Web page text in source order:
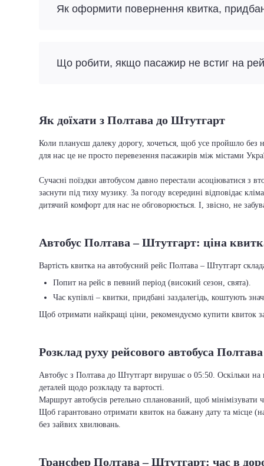
Як оформити повернення квитка,
Що робити, якщо пасажир не встиг на
Як доїхати з Полтава до Штутгарт
Коли плануєш далеку дорогу, хочеться, щоб усе пройшло без
для нас це не просто перевезення пасажирів між містами
Сучасні поїздки автобусом давно перестали асоціюватися з
заснути під тиху музику. За погоду всередині відповідає
дитячий комфорт для нас не обговорюється. І, звісно, не
Автобус Полтава – Штутгарт: ціна
Вартість квитка на автобусний рейс Полтава – Штутгарт
Попит на рейс в певний період (високий сезон, свята).
Час купівлі – квитки, придбані заздалегідь, коштують
Щоб отримати найкращі ціни, рекомендуємо купити квиток
Розклад руху рейсового автобуса
Автобус з Полтава до Штутгарт вирушає о 05:50. Оскільки на
деталей щодо розкладу та вартості.
Маршрут автобусів ретельно спланований, щоб мінімізувати
Щоб гарантовано отримати квиток на бажану дату та місце
без зайвих хвилювань.
Трансфер Полтава – Штутгарт: час в